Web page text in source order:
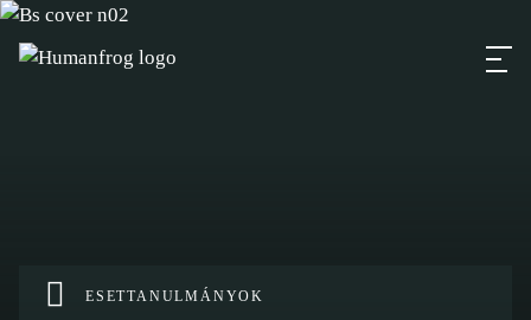
ESETTANULMÁNYOK